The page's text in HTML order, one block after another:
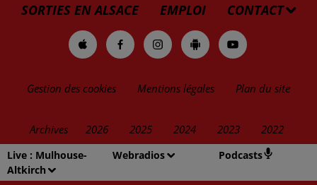
Live : Mulhouse-
Altkirch
Webradios Podcasts
SORTIES EN ALSACE
EMPLOI CONTACT
Gestion des cookies Mentions légales Plan du site
Archives 2026 2025 2024 2023 2022